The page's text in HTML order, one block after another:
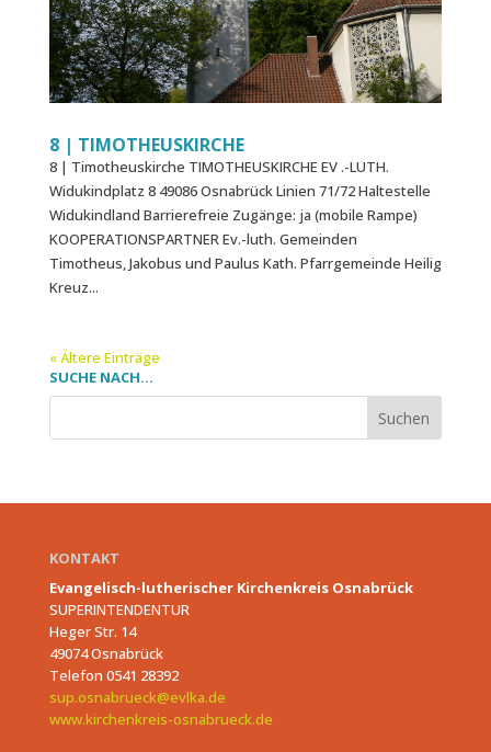
8 | TIMOTHEUS­KIRCHE
8 | Timotheus­kirche TIMOTHEUSKIRCHE EV .-LUTH.
Widukindplatz 8 49086 Osnabrück Linien 71/72 Haltestelle
Widukindland Barrierefreie Zugänge: ja (mobile Rampe)
KOOPERATIONSPARTNER Ev.-luth. Gemeinden
Timotheus, Jakobus und Paulus Kath. Pfarrgemeinde Heilig
Kreuz...
« Ältere Einträge
SUCHE NACH…
KONTAKT
Evangelisch-lutherischer Kirchenkreis Osnabrück
SUPERINTENDENTUR
Heger Str. 14
49074 Osnabrück
Telefon 0541 28392
sup.osnabrueck@evlka.de
www.kirchenkreis-osnabrueck.de